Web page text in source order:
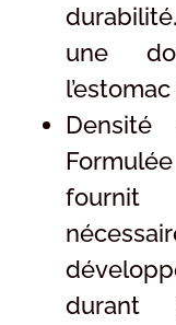
une
Densité
fournit
durant